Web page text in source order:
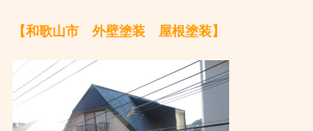
【和歌山市 外壁塗装 屋根塗装】